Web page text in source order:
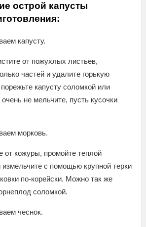
острой капусты
капусту.
от пожухлых листьев,
частей и удалите горькую
капусту соломкой или
не мельчите, пусть кусочки
морковь.
от кожуры, промойте теплой
измельчите с помощью крупной терки
по-корейски. Можно так же
соломкой.
чеснок.